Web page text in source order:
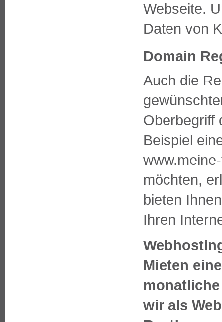
Webseite.
Daten von
Domain
Auch die
Oberbegriff
Beispiel
möchten,
bieten
Ihren
Mieten
wir als